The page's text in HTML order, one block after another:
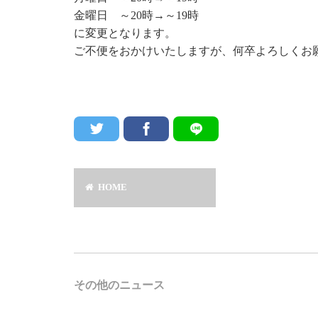
金曜日 ～20時→～19時
に変更となります。
ご不便をおかけいたしますが、何卒よろしくお
HOME
その他のニュース